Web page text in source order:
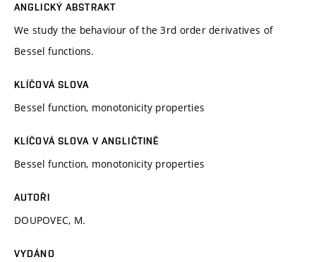
ANGLICKÝ ABSTRAKT
We study the behaviour of the 3rd order derivatives of
Bessel functions.
KLÍČOVÁ SLOVA
Bessel function, monotonicity properties
KLÍČOVÁ SLOVA V ANGLIČTINĚ
Bessel function, monotonicity properties
AUTOŘI
DOUPOVEC, M.
VYDÁNO